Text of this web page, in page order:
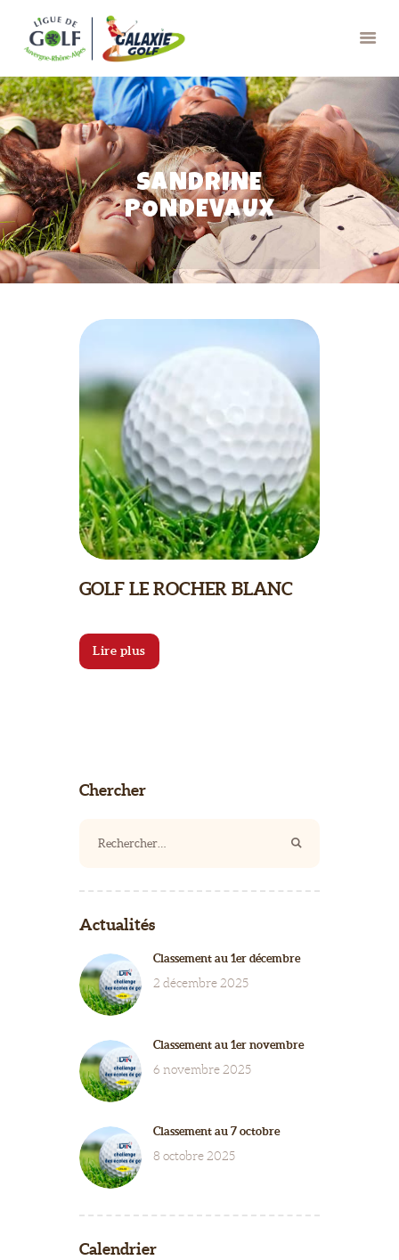
SANDRINE
PONDEVAUX
GALAXIE GOLF
APPRENDRE
JOUER
RESSOURCES
CONTACTS
GOLF LE ROCHER BLANC
Lire plus
Chercher
Actualités
Classement au 1er décembre
2 décembre 2025
Classement au 1er novembre
6 novembre 2025
Classement au 7 octobre
8 octobre 2025
Calendrier